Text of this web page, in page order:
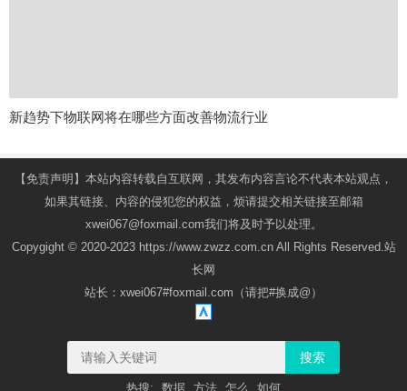
新趋势下物联网将在哪些方面改善物流行业
【免责声明】本站内容转载自互联网，其发布内容言论不代表本站观点，
如果其链接、内容的侵犯您的权益，烦请提交相关链接至邮箱
xwei067@foxmail.com我们将及时予以处理。
Copygight © 2020-2023 https://www.zwzz.com.cn All Rights Reserved.站
长网
站长：xwei067#foxmail.com（请把#换成@）
搜索
热搜: 数据 方法 怎么 如何